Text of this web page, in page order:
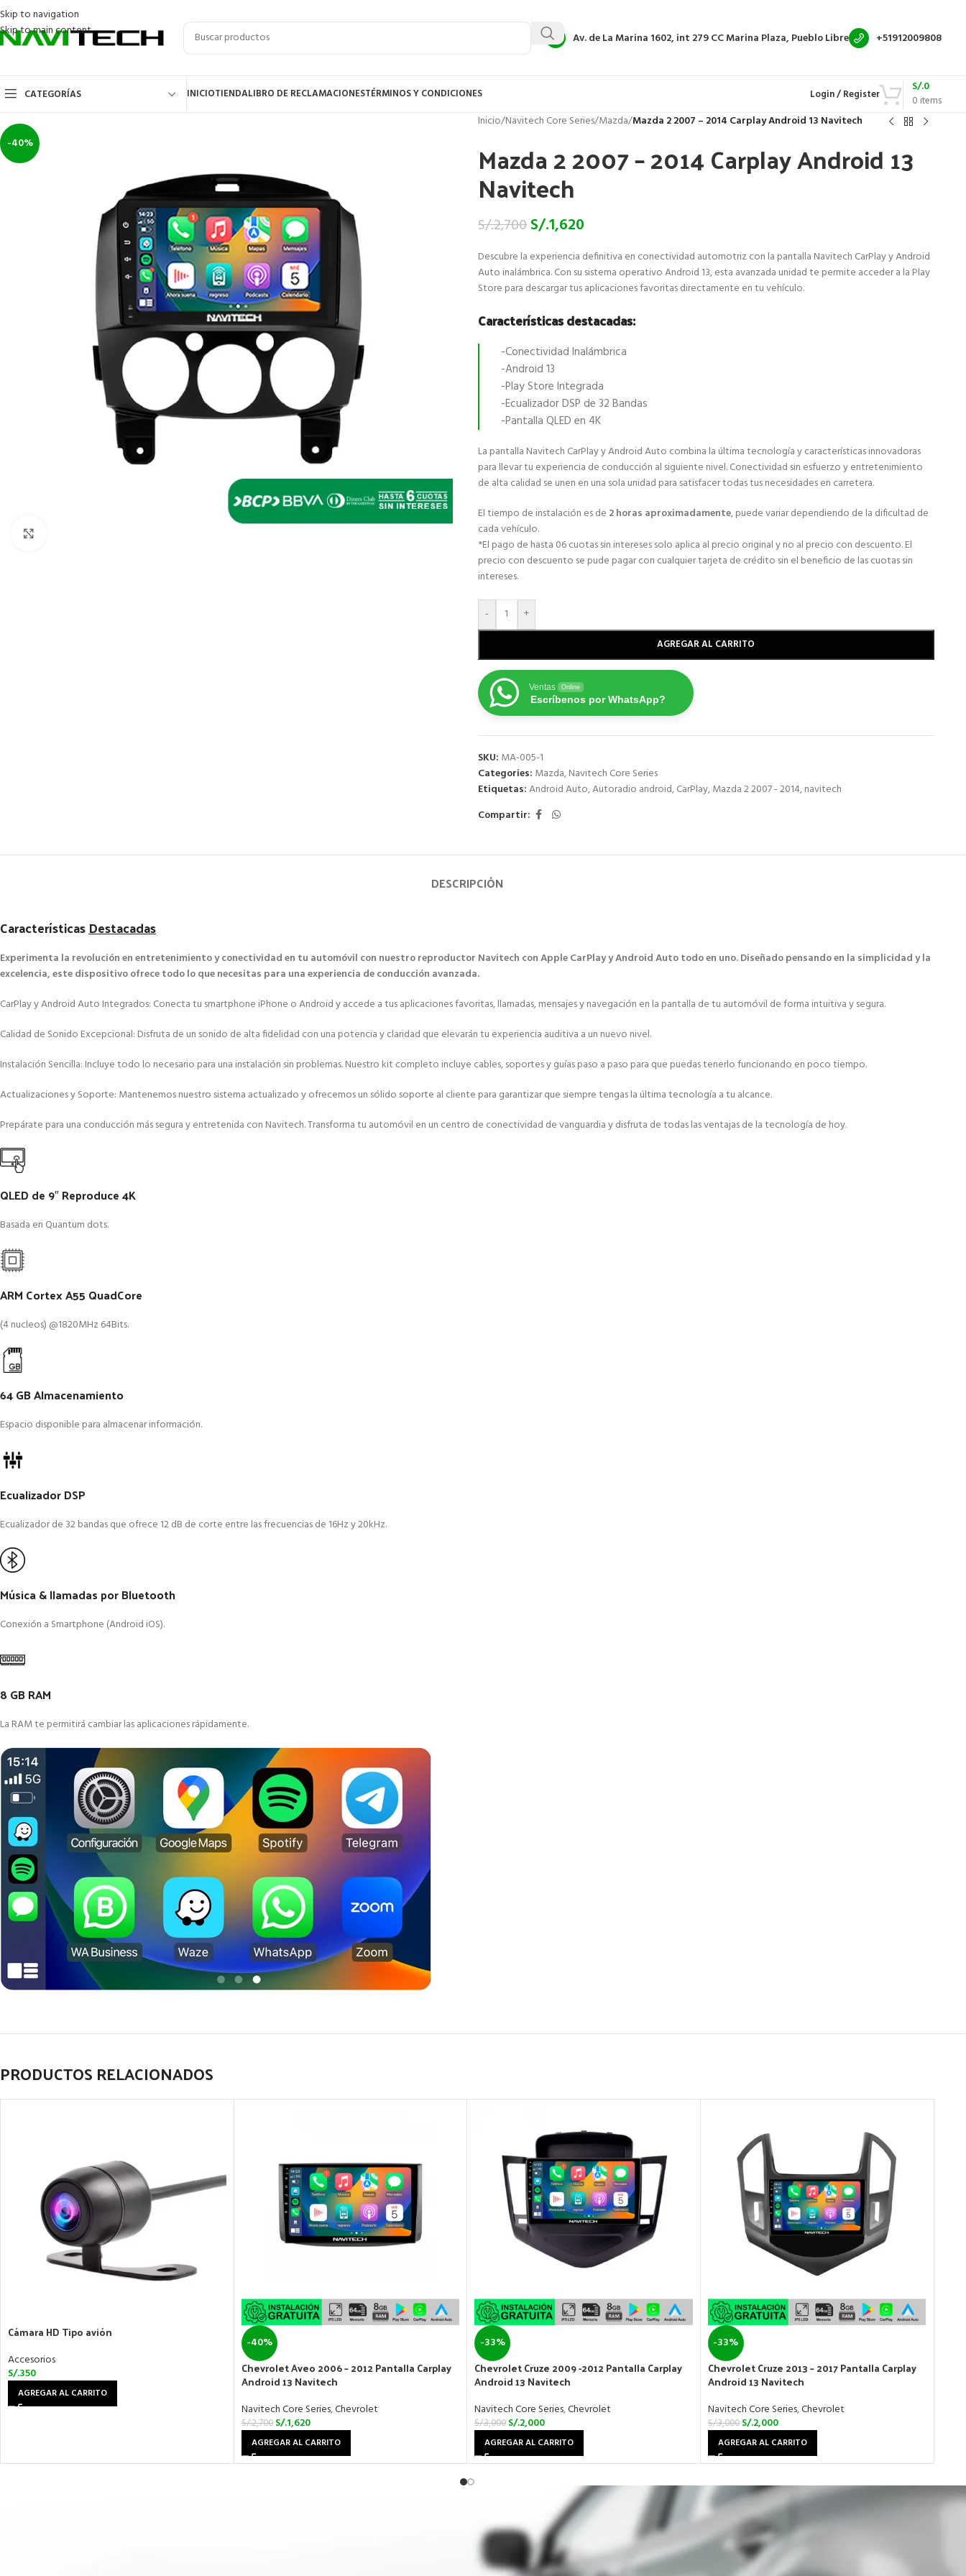
Skip to navigation
Skip to main content
Av. de La Marina 1602, int 279CC Marina Plaza, Pueblo Libre +51912009808
CATEGORÍAS INICIOTIENDALIBRO DE RECLAMACIONESTÉRMINOS Y CONDICIONES Login / Register 0 items
S/.0
-40%
Inicio/Navitech Core Series/Mazda/Mazda 2 2007 – 2014 Carplay Android 13 Navitech
Mazda 2 2007 – 2014 Carplay Android 13
Navitech
S/.2,700S/.1,620
Descubre la experiencia definitiva en conectividad automotriz con la pantalla Navitech CarPlay y Android
Auto inalámbrica. Con su sistema operativo Android 13, esta avanzada unidad te permite acceder a la Play
Store para descargar tus aplicaciones favoritas directamente en tu vehículo.
Características destacadas:
-Conectividad Inalámbrica
-Android 13
-Play Store Integrada
-Ecualizador DSP de 32 Bandas
-Pantalla QLED en 4K
La pantalla Navitech CarPlay y Android Auto combina la última tecnología y características innovadoras
para llevar tu experiencia de conducción al siguiente nivel. Conectividad sin esfuerzo y entretenimiento
de alta calidad se unen en una sola unidad para satisfacer todas tus necesidades en carretera.
El tiempo de instalación es de 2 horas aproximadamente, puede variar dependiendo de la dificultad de
cada vehículo.
*El pago de hasta 06 cuotas sin intereses solo aplica al precio original y no al precio con descuento. El
precio con descuento se pude pagar con cualquier tarjeta de crédito sin el beneficio de las cuotas sin
intereses.
- +
AGREGAR AL CARRITO
Ventas Online
Escríbenos por WhatsApp?
SKU: MA-005-1
Categories: Mazda,Navitech Core Series
Etiquetas:Android Auto,Autoradio android,CarPlay,Mazda 2 2007 - 2014,navitech
Compartir:
DESCRIPCIÓN
CaracterísticasDestacadas
Experimenta la revolución en entretenimiento y conectividad en tu automóvil con nuestro reproductor Navitech con Apple CarPlay y Android Auto todo en uno. Diseñado pensando en la simplicidad y la
excelencia, este dispositivo ofrece todo lo que necesitas para una experiencia de conducción avanzada.
CarPlay y Android Auto Integrados: Conecta tu smartphone iPhone o Android y accede a tus aplicaciones favoritas, llamadas, mensajes y navegación en la pantalla de tu automóvil de forma intuitiva y segura.
Calidad de Sonido Excepcional: Disfruta de un sonido de alta fidelidad con una potencia y claridad que elevarán tu experiencia auditiva a un nuevo nivel.
Instalación Sencilla: Incluye todo lo necesario para una instalación sin problemas. Nuestro kit completo incluye cables, soportes y guías paso a paso para que puedas tenerlo funcionando en poco tiempo.
Actualizaciones y Soporte: Mantenemos nuestro sistema actualizado y ofrecemos un sólido soporte al cliente para garantizar que siempre tengas la última tecnología a tu alcance.
Prepárate para una conducción más segura y entretenida con Navitech. Transforma tu automóvil en un centro de conectividad de vanguardia y disfruta de todas las ventajas de la tecnología de hoy.
QLED de 9″ Reproduce 4K
Basada en Quantum dots.
ARM Cortex A55 QuadCore
(4 nucleos) @1820MHz 64Bits.
64 GB Almacenamiento
Espacio disponible para almacenar información.
Ecualizador DSP
Ecualizador de 32 bandas que ofrece 12 dB de corte entre las frecuencias de 16Hz y 20kHz.
Música & llamadas por Bluetooth
Conexión a Smartphone (Android iOS).
8 GB RAM
La RAM te permitirá cambiar las aplicaciones rápidamente.
PRODUCTOS RELACIONADOS
Cámara HD Tipo avión
Accesorios
S/.350
AGREGAR AL CARRITO
-40%
Chevrolet Aveo 2006 – 2012 Pantalla Carplay
Android 13 Navitech
Navitech Core Series,Chevrolet
S/.2,700 S/.1,620
AGREGAR AL CARRITO
-33%
Chevrolet Cruze 2009 -2012 Pantalla Carplay
Android 13 Navitech
Navitech Core Series,Chevrolet
S/.3,000 S/.2,000
AGREGAR AL CARRITO
-33%
Chevrolet Cruze 2013 – 2017 Pantalla Carplay
Android 13 Navitech
Navitech Core Series,Chevrolet
S/.3,000 S/.2,000
AGREGAR AL CARRITO